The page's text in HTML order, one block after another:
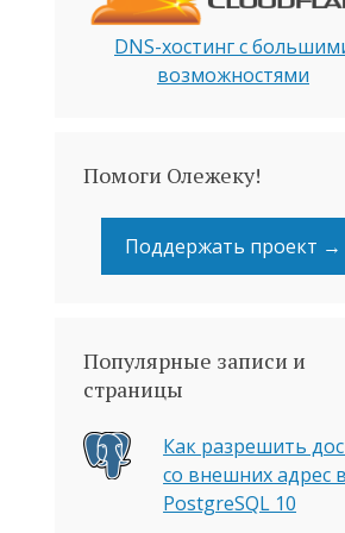
DNS-хостинг с
возможностями
Помоги Олежеку!
Поддержать проект →
Популярные записи и
страницы
Как разрешить
со внешних адрес в
PostgreSQL 10